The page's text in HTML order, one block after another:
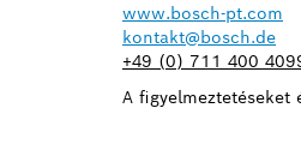
www.bosch-pt.com
kontakt@bosch.de
+49 (0) 711 400
A